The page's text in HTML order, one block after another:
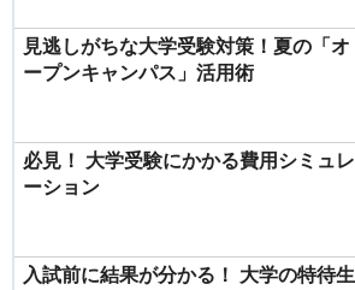
見逃しがちな大学受験対策！夏の「オ
ープンキャンパス」活用術
必見！ 大学受験にかかる費用シミュレ
ーション
入試前に結果が分かる！ 大学の特待生